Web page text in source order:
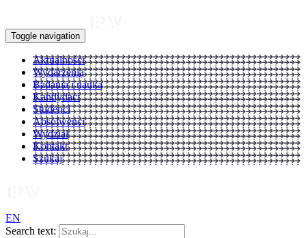
Toggle navigation
Aktualności
Wydarzenia
Badania i nauka
Kandydaci
Studenci
Absolwenci
Wydział
Kontakt
Szukaj
EN
Search text: